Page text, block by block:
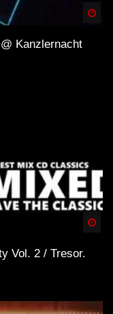
Kanzlernacht
Vol. 2 / Tresor.